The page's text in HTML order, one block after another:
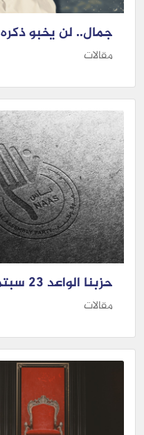
جمال.. لن يخبو ذكره
مقالات
حزبنا الواعد 23 سبتمبر 2023
مقالات